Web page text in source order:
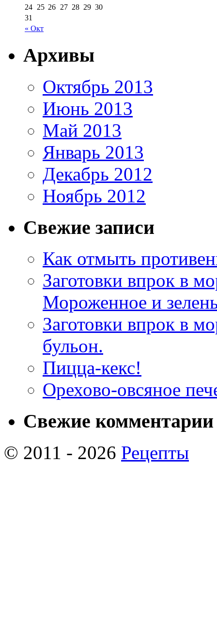
« Окт
24 25 26 27 28 29 30
31
Архивы
Октябрь 2013
Июнь 2013
Май 2013
Январь 2013
Декабрь 2012
Ноябрь 2012
Свежие записи
Как отмыть
Заготовки впрок в
Мороженное и
Заготовки впрок в
бульон.
Пицца-кекс!
Орехово-овсяное
Свежие комментарии
© 2011 - 2026 Рецепты